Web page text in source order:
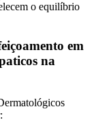
o equilíbrio
em
na